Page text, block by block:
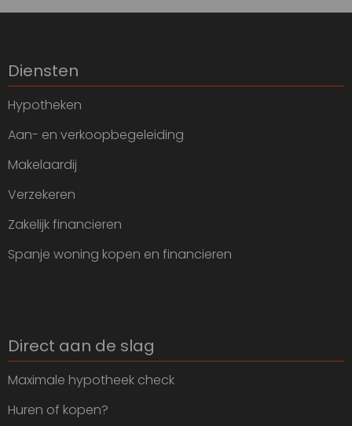
Diensten
Hypotheken
Aan- en verkoopbegeleiding
Makelaardij
Verzekeren
Zakelijk financieren
Spanje woning kopen en financieren
Direct aan de slag
Maximale hypotheek check
Huren of kopen?